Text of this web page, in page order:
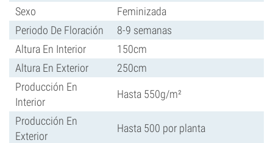
Sexo
Feminizada
Periodo De Floración
8-9 semanas
Altura En Interior
150cm
Altura En Exterior
250cm
Producción En
Interior
Hasta 550g/m²
Producción En
Exterior
Hasta 500 por planta